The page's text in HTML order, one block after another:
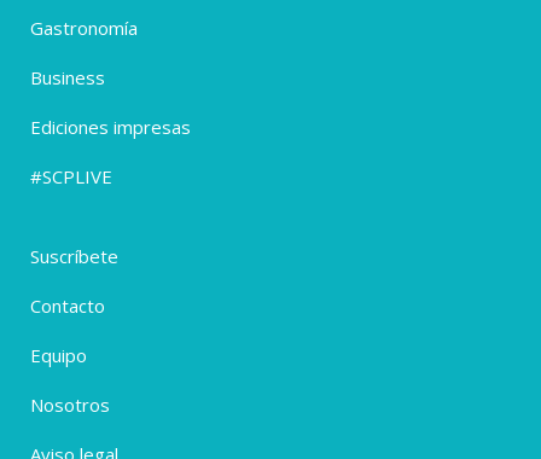
Gastronomía
Business
Ediciones impresas
#SCPLIVE
Suscríbete
Contacto
Equipo
Nosotros
Aviso legal